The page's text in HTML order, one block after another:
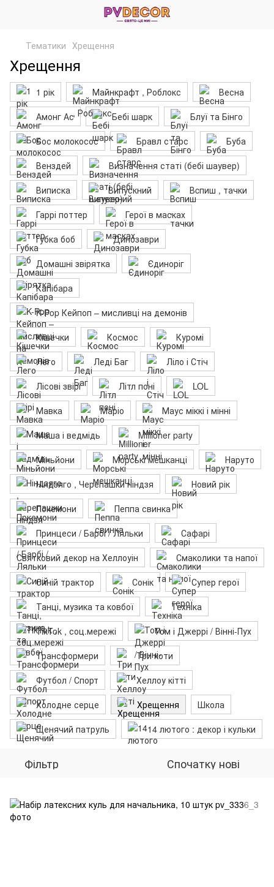
Тематики Хрещення
Хрещення
1 рік Майнкрафт , Роблокс
Весна
Амонг Ас
Бебі шарк
Блуї та Бінго
Бос молокосос
Бравл старс
Буба
Венздей
Визначення статі (бебі шаувер)
Виписка
Випускний
Вcпиш , тачки
Гаррі поттер
Герої в масках
Губка боб
Динозаври
Домашні звірятка
Єдиноріг
Капібара
K-Pop Кейпоп – мисливці на демонів
Кішечки
Космос
Куромі
Лего
Леді Баг
Ліло і Стіч
Лісові звірі
Літл поні
LOL
Мавка
Маріо
Маус міккі і мінні
Маша і ведмідь
Millioner party
Міньйони
Морські мешканці
Наруто
Ніндзяго , Черепашки ніндзя
Новий рік
Покемони
Пеппа свинка
Принцеси / Барбі / Ляльки
Сафарі
Святковий декор на Хеллоуін
Смаколики та напої
Синій трактор
Сонік
Супер герої
Танці, музика та ковбої
Техніка
TikTok , соц.мережі
Том і Джеррі / Вінні-Пух
Трансформери
Три коти
Футбол / Спорт
Хеллоу кітті
Холодне серце
Хрещення
Школа
Щенячий патруль
14 лютого : декор і кульки
Фільтр Спочатку нові